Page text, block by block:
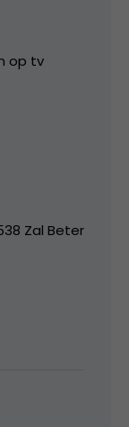
op tv
Zal Beter